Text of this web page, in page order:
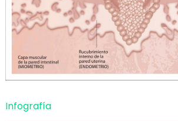
Infografía